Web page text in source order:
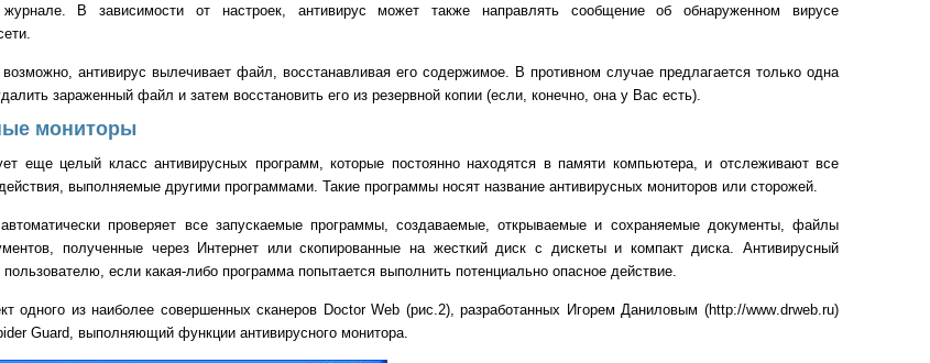
В зависимости от настроек, антивирус может также направлять сообщение об обнаруженном вирусе
антивирус вылечивает файл, восстанавливая его содержимое. В противном случае предлагается только одна
зараженный файл и затем восстановить его из резервной копии (если, конечно, она у Вас есть).
мониторы
еще целый класс антивирусных программ, которые постоянно находятся в памяти компьютера, и отслеживают все
выполняемые другими программами. Такие программы носят название антивирусных мониторов или сторожей.
проверяет все запускаемые программы, создаваемые, открываемые и сохраняемые документы, файлы
полученные через Интернет или скопированные на жесткий диск с дискеты и компакт диска. Антивирусный
если какая-либо программа попытается выполнить потенциально опасное действие.
одного из наиболее совершенных сканеров Doctor Web (рис.2), разработанных Игорем Даниловым (http://www.drweb .ru)
Guard , выполняющий функции антивирусного монитора.